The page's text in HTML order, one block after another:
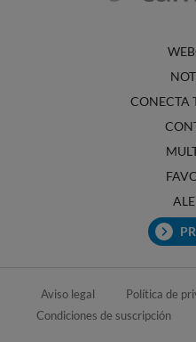
CONECTA
Aviso legal Política de
Condiciones de suscripción